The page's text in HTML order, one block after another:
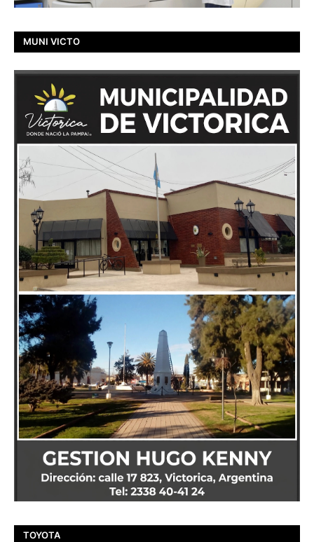
MUNI VICTO
TOYOTA